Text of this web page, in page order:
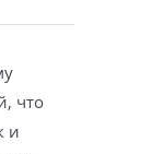
что
и